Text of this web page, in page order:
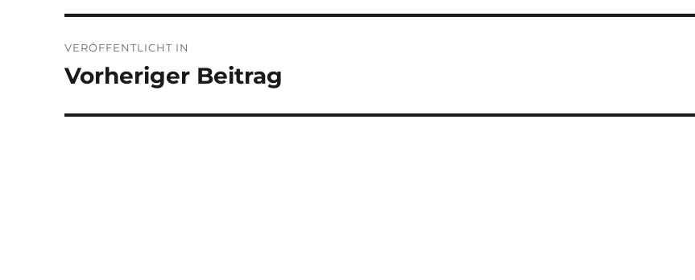
VERÖFFENTLICHT IN
Vorheriger Beitrag